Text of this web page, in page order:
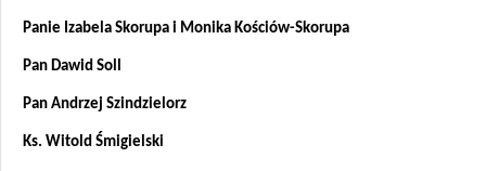
Panie Izabela Skorupa i Monika Kościów-Skorupa
Pan Dawid Soll
Pan Andrzej Szindzielorz
Ks. Witold Śmigielski